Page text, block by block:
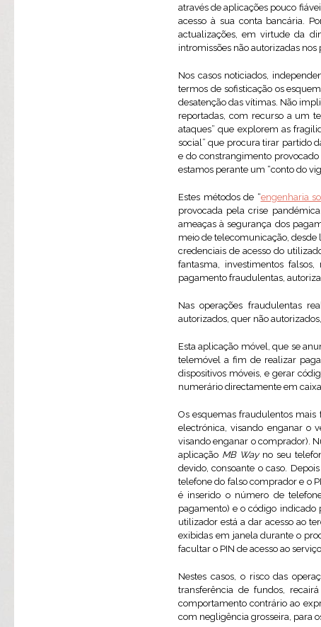
através de aplicações pouco
acesso à sua conta bancária.
actualizações, em virtude da
intromissões não autorizadas nos
Nos casos noticiados,
termos de sofisticação os
desatenção das vítimas. Não
reportadas, com recurso a um
ataques” que explorem as
social” que procura tirar partido
e do constrangimento
estamos perante um “conto do
Estes métodos de “engenharia
provocada pela crise
ameaças à segurança dos
meio de telecomunicação, desde
credenciais de acesso do
fantasma, investimentos
pagamento fraudulentas,
Nas operações fraudulentas
autorizados, quer não
Esta aplicação móvel, que se
telemóvel a fim de realizar
dispositivos móveis, e gerar
numerário directamente em
Os esquemas fraudulentos
electrónica, visando enganar o
visando enganar o comprador).
aplicação MB Wayno seu
devido, consoante o caso.
telefone do falso comprador e o
é inserido o número de
pagamento) e o código indicado
utilizador está a dar acesso ao
exibidas em janela durante o
facultar o PIN de acesso ao
Nestes casos, o risco das
transferência de fundos,
comportamento contrário ao
com negligência grosseira, para